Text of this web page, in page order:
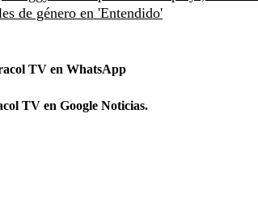
de género en 'Entendido'
TV en WhatsApp
TV en Google Noticias.